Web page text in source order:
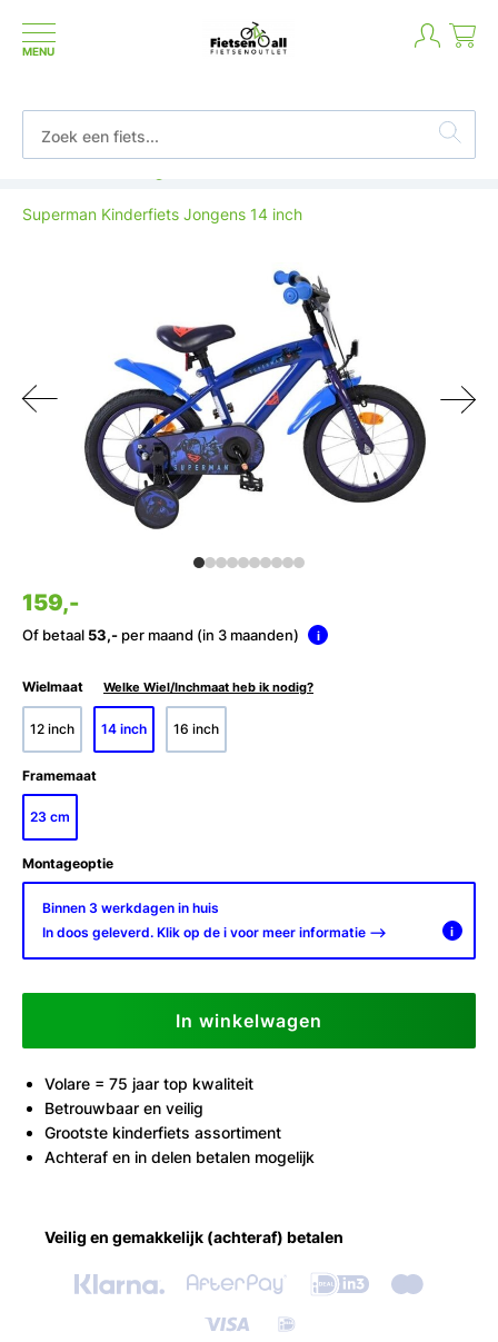
MENU
Superman Kinderfiets Jongens 14 inch
159,-
Of betaal53,- per maand (in 3 maanden) i
Wielmaat Welke Wiel/Inchmaat heb ik nodig?
12 inch 14 inch 16 inch
Framemaat
23 cm
Montageoptie
Binnen 3 werkdagen in huis
In doos geleverd. Klik op de i voor meer informatie -->
i
In winkelwagen
Volare = 75 jaar top kwaliteit
Betrouwbaar en veilig
Grootste kinderfiets assortiment
Achteraf en in delen betalen mogelijk
Veilig en gemakkelijk (achteraf) betalen